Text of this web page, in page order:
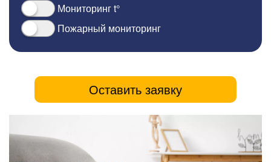
Мониторинг t°
Пожарный мониторинг
Оставить заявку